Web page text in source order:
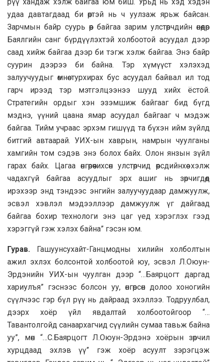
удаа давтагдаад би өөртэй нь ч уулзаж ярьж байсан.
Зарчмын байр суурь өөр байгаа зарим улстөрчдийн өнөөдөр
Баялгийн санг бүрдүүлэхтэй холбоотой асуудал дээр
саад хийж байгаа дээр би тэгж хэлж байгаа. Энэ байр
суурин дээрээ би байна. Тэр хүмүүст хэлэхэд
залуучуудыг өмнөө турхирах бус асуудал байвал ил тод
гарч ирээд тэр мэтгэлцээнээ шууд хийх ёстой.
Стратегийн ордыг хэн эзэмшиж байгааг бид бүгд
мэднэ, үүний цаана ямар асуудал байгааг ч мэдэж
байгаа. Тийм учраас эрхэм гишүүд та бүхэн ийм зүйлд
битгий автаарай. УИХ-ын хаврын, намрын чуулганы
хамгийн том сэдэв энэ болох байх. Олон янзын зүйл
гарах байх. Цагаа өнгөрөөчихсөн улстөрчид өөрсдийнхөө хэлж
чадахгүй байгаа асуудлыг эрх ашиг нь зөрчигдөөд
ирэхээр энд тэндээс энгийн залуучуудаар дамжуулж,
эсвэл хэвлэл мэдээллээр дамжуулж үг дайгаад
байгаа бохир технологи энэ цаг үед хэрэглэх гээд
хэрэггүй гэж хэлэх байна” гэсэн юм.
Гурав. Гашуунсухайт-Ганцмодны хилийн холболтын
ажил эхлэх болсонтой холбоотой юу, эсвэл Л.Оюун-
Эрдэнийн УИХ-ын чуулган дээр “…Баярцогт даргад
хариулъя” гэснээс болсон уу, өнгөрсөн долоо хоногийн
сүүлчээс гэр бүл рүү нь дайраад эхэллээ. Тодруулбал,
дээрх хоёр үйл явдалтай холбоотойгоор “…
Тавантолгойд санаархагчид сүүлийн сумаа тавьж байна
уу”, мөн “…С.Баярцогт Л.Оюун-Эрдэнэ хоёрын зөрчил
хурцдаад эхлэв үү” гэж хоёр асуулт зэрэгцэж